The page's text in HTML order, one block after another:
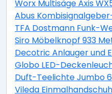
Worx Multisäge Axis
Abus
TFA Dostmann Funk-
Siro Möbelknopf 933
Decotric Anlauger und
Globo LED-
Duft-Teelichte Jumbo
Vileda